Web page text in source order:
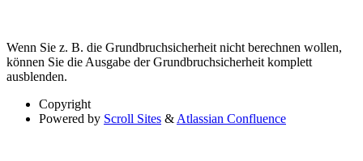
Wenn Sie z. B. die Grundbruchsicherheit nicht berechnen wollen,
können Sie die Ausgabe der Grundbruchsicherheit komplett
ausblenden.
Copyright
Powered by Scroll Sites & Atlassian Confluence